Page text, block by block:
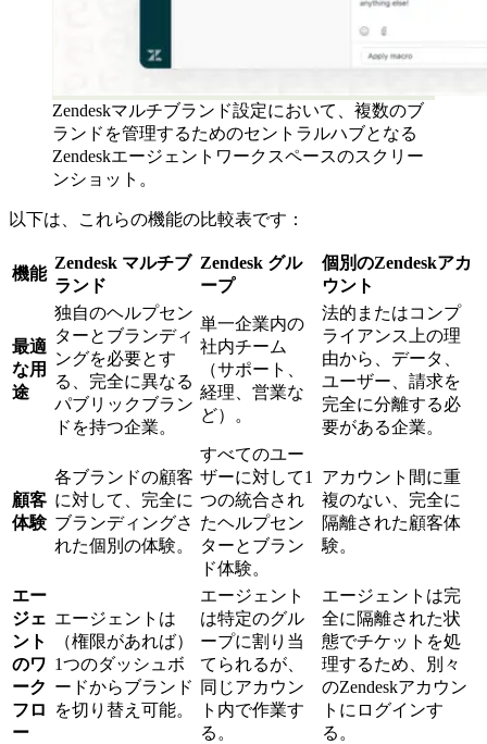
Zendeskマルチブランド設定において、複数のブ
ランドを管理するためのセントラルハブとなる
Zendeskエージェントワークスペースのスクリー
ンショット。
以下は、これらの機能の比較表です：
機能
Zendesk マルチブ
ランド
Zendesk グル
ープ
個別のZendeskアカ
ウント
最適
な用
途
独自のヘルプセン
ターとブランディ
ングを必要とす
る、完全に異なる
パブリックブラン
ドを持つ企業。
単一企業内の
社内チーム
（サポート、
経理、営業な
ど）。
法的またはコンプ
ライアンス上の理
由から、データ、
ユーザー、請求を
完全に分離する必
要がある企業。
顧客
体験
各ブランドの顧客
に対して、完全に
ブランディングさ
れた個別の体験。
すべてのユー
ザーに対して1
つの統合され
たヘルプセン
ターとブラン
ド体験。
アカウント間に重
複のない、完全に
隔離された顧客体
験。
エー
ジェ
ント
のワ
ーク
フロ
ー
エージェントは
（権限があれば）
1つのダッシュボ
ードからブランド
を切り替え可能。
エージェント
は特定のグル
ープに割り当
てられるが、
同じアカウン
ト内で作業す
る。
エージェントは完
全に隔離された状
態でチケットを処
理するため、別々
のZendeskアカウン
トにログインす
る。